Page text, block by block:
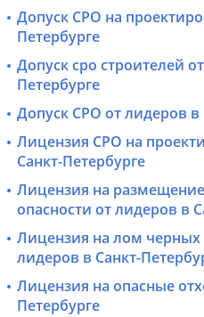
Допуск СРО на
Петербурге
Допуск сро строителей
Петербурге
Допуск СРО от лидеров в
Лицензия СРО на
Санкт-Петербурге
Лицензия на размещение
опасности от лидеров в
Лицензия на лом
лидеров в Санкт-
Лицензия на опасные
Петербурге